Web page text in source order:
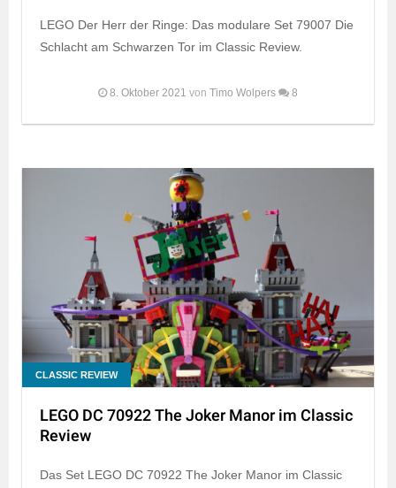
LEGO Der Herr der Ringe: Das modulare Set 79007 Die
Schlacht am Schwarzen Tor im Classic Review.
8. Oktober 2021 von Timo Wolpers 8
CLASSIC REVIEW
LEGO DC 70922 The Joker Manor im Classic
Review
Das Set LEGO DC 70922 The Joker Manor im Classic